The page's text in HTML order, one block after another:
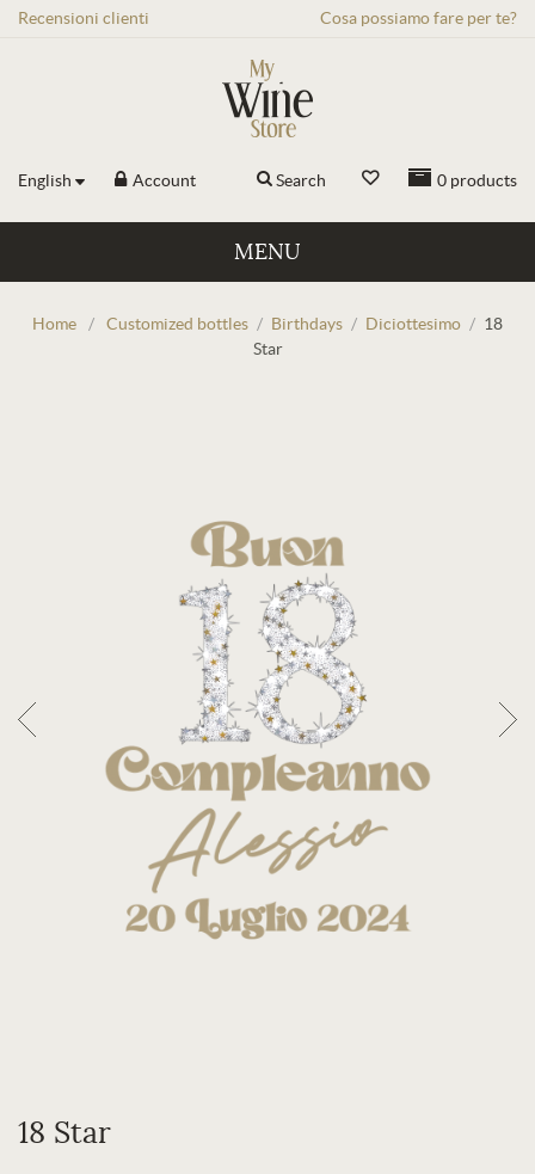
Recensioni clienti Cosa possiamo fare per te?
English Account 0 products
Search
MENU
Home / Customized bottles / Birthdays / Diciottesimo / 18
Star
18 Star